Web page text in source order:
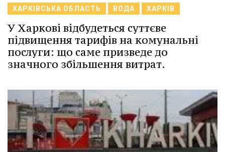
ХАРКІВСЬКА ОБЛАСТЬ ВОДА ХАРКІВ
У Харкові відбудеться суттєве
підвищення тарифів на комунальні
послуги: що саме призведе до
значного збільшення витрат.